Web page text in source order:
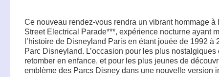
Ce nouveau rendez-vous rendra un vibrant hommage à
Street Electrical Parade***, expérience nocturne ayant
l’histoire de Disneyland Paris en étant jouée de 1992 à
Parc Disneyland. L’occasion pour les plus nostalgiques
retomber en enfance, et pour les plus jeunes de
emblème des Parcs Disney dans une nouvelle version